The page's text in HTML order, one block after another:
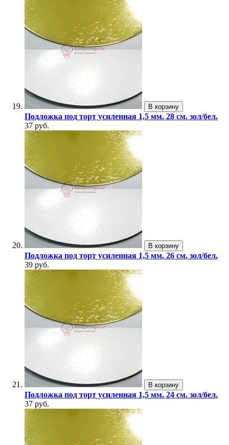
В корзину
Подложка под торт усиленная 1,5 мм. 28 см. зол/бел.
37 руб.
В корзину
Подложка под торт усиленная 1,5 мм. 26 см. зол/бел.
39 руб.
В корзину
Подложка под торт усиленная 1,5 мм. 24 см. зол/бел.
37 руб.